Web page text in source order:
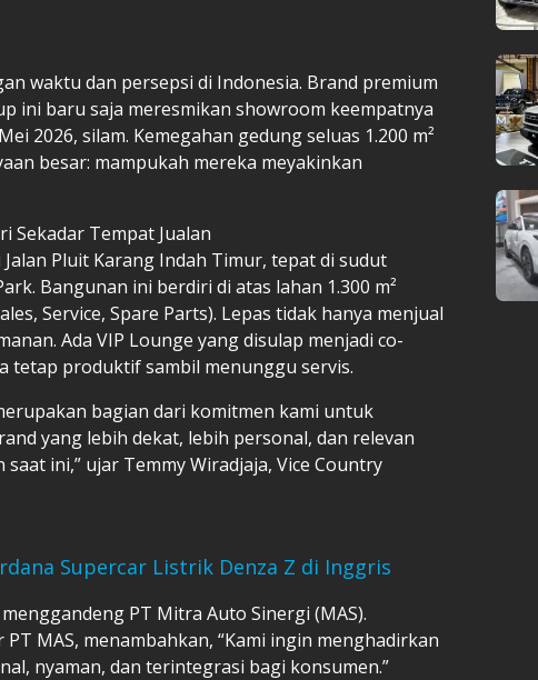
waktu dan persepsi di Indonesia. Brand premium
ini baru saja meresmikan showroom keempatnya
2026, silam. Kemegahan gedung seluas 1.200 m²
besar: mampukah mereka meyakinkan
Sekadar Tempat Jualan
Pluit Karang Indah Timur, tepat di sudut
Bangunan ini berdiri di atas lahan 1.300 m²
Service, Spare Parts). Lepas tidak hanya menjual
Ada VIP Lounge yang disulap menjadi co-
tetap produktif sambil menunggu servis.
bagian dari komitmen kami untuk
yang lebih dekat, lebih personal, dan relevan
ini,” ujar Temmy Wiradjaja, Vice Country
Supercar Listrik Denza Z di Inggris
PT Mitra Auto Sinergi (MAS).
MAS, menambahkan, “Kami ingin menghadirkan
nyaman, dan terintegrasi bagi konsumen.”